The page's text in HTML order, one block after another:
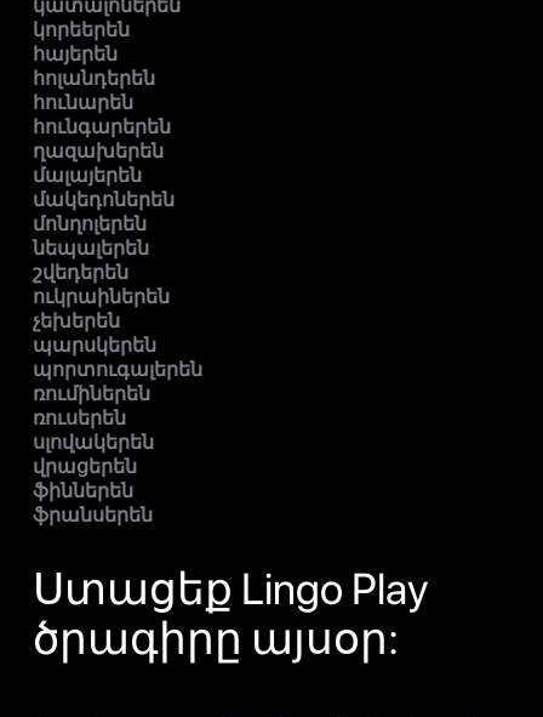
կատալոներեն
կորեերեն
հայերեն
հոլանդերեն
հունարեն
հունգարերեն
ղազախերեն
մալայերեն
մակեդոներեն
մոնղոլերեն
նեպալերեն
շվեդերեն
ուկրաիներեն
չեխերեն
պարսկերեն
պորտուգալերեն
ռումիներեն
ռուսերեն
սլովակերեն
վրացերեն
ֆիններեն
ֆրանսերեն
Ստացեք Lingo Play
ծրագիրը այսօր: